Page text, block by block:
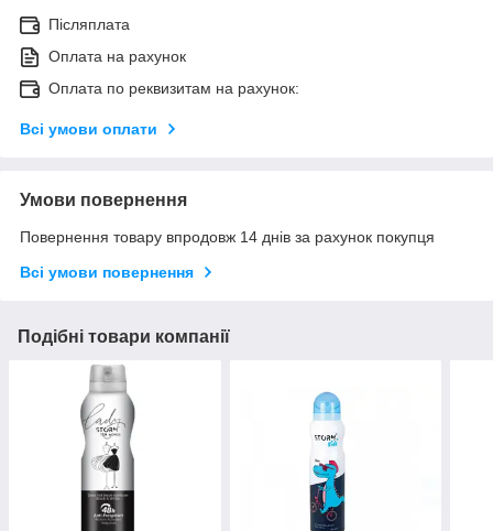
Післяплата
Оплата на рахунок
Оплата по реквизитам на рахунок:
Всі умови оплати
Умови повернення
Повернення товару впродовж 14 днів за рахунок покупця
Всі умови повернення
Подібні товари компанії